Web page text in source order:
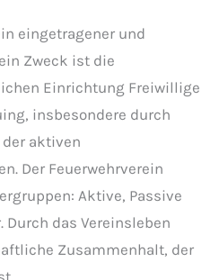
eingetragener und
Zweck ist die
Einrichtung Freiwillige
insbesondere durch
aktiven
Der Feuerwehrverein
Aktive, Passive
das Vereinsleben
Zusammenhalt, der